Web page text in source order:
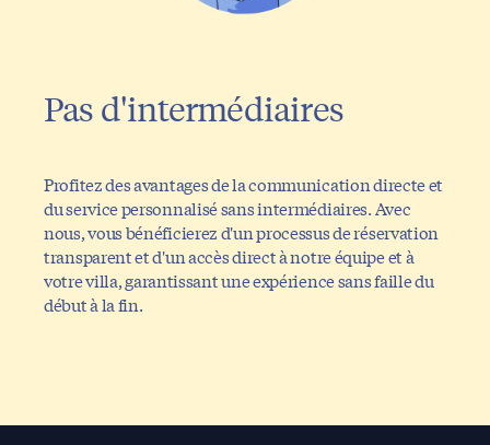
Pas d'intermédiaires
Profitez des avantages de la communication directe et
du service personnalisé sans intermédiaires. Avec
nous, vous bénéficierez d'un processus de réservation
transparent et d'un accès direct à notre équipe et à
votre villa, garantissant une expérience sans faille du
début à la fin.